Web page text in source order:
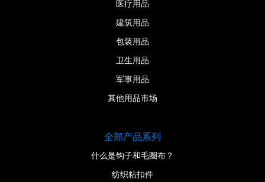
医疗用品
建筑用品
包装用品
卫生用品
军事用品
其他用品市场
全部产品系列
什么是钩子和毛圈布？
纺织粘扣件